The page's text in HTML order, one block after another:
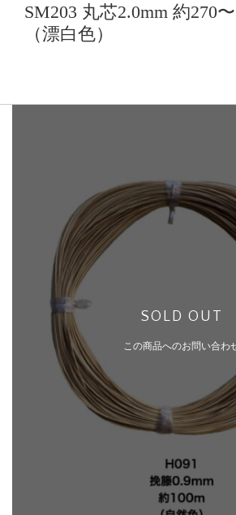
SM203 丸芯2.0mm 約270
（漂白色）
SOLD OUT
この商品へのお問い合わ